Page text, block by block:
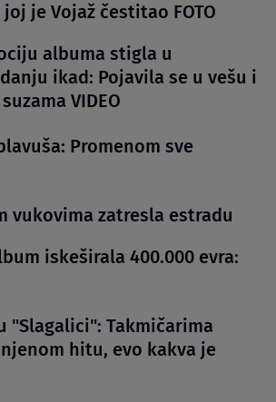
je Vojaž čestitao FOTO
albuma stigla u
ikad: Pojavila se u vešu i
VIDEO
Promenom sve
vukovima zatresla estradu
iskeširala 400.000 evra:
"Slagalici": Takmičarima
hitu, evo kakva je